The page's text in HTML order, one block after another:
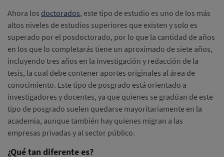
Ahora los doctorados, este tipo de estudio es uno de los más
altos niveles de estudios superiores que existen y solo es
superado por el posdoctorado, por lo que la cantidad de años
en los que lo completarás tiene un aproximado de siete años,
incluyendo tres años en la investigación y redacción de la
tesis, la cual debe contener aportes originales al área de
conocimiento. Este tipo de posgrado está orientado a
investigadores y docentes, ya que quienes se gradúan de este
tipo de posgrado suelen quedarse mayoritariamente en la
academia, aunque también hay quienes migran a las
empresas privadas y al sector público.
¿Qué tan diferente es?